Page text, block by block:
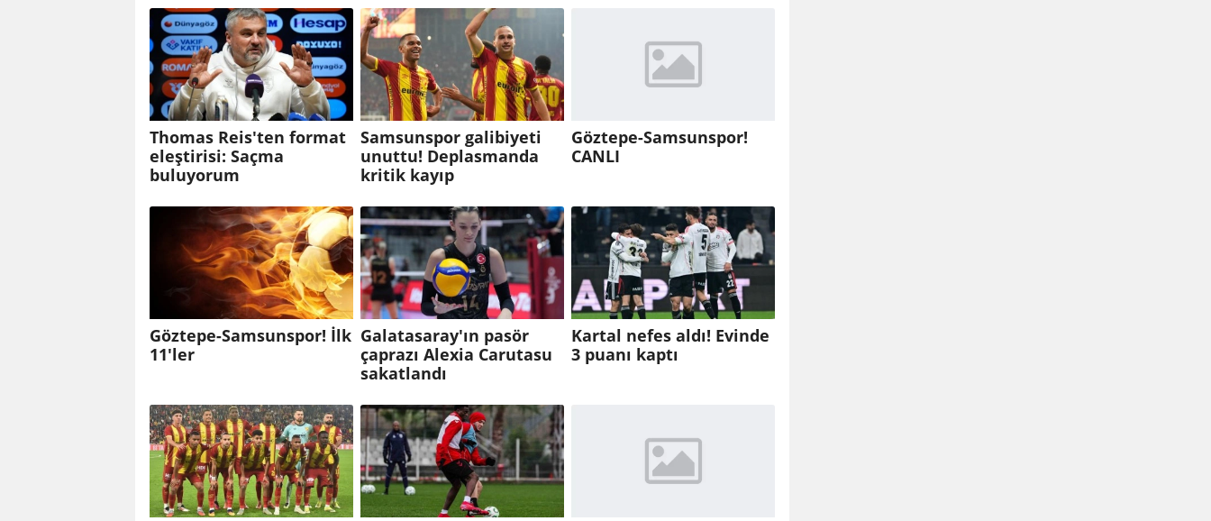
Thomas Reis'ten format
eleştirisi: Saçma
buluyorum
Samsunspor galibiyeti
unuttu! Deplasmanda
kritik kayıp
Göztepe-Samsunspor!
CANLI
Göztepe-Samsunspor! İlk
11'ler
Galatasaray'ın pasör
çaprazı Alexia Carutasu
sakatlandı
Kartal nefes aldı! Evinde
3 puanı kaptı